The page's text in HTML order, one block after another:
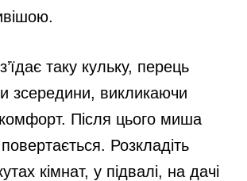
таку кульку, перець
зсередини, викликаючи
Після цього миша
Розкладіть
кімнат, у підвалі, на дачі